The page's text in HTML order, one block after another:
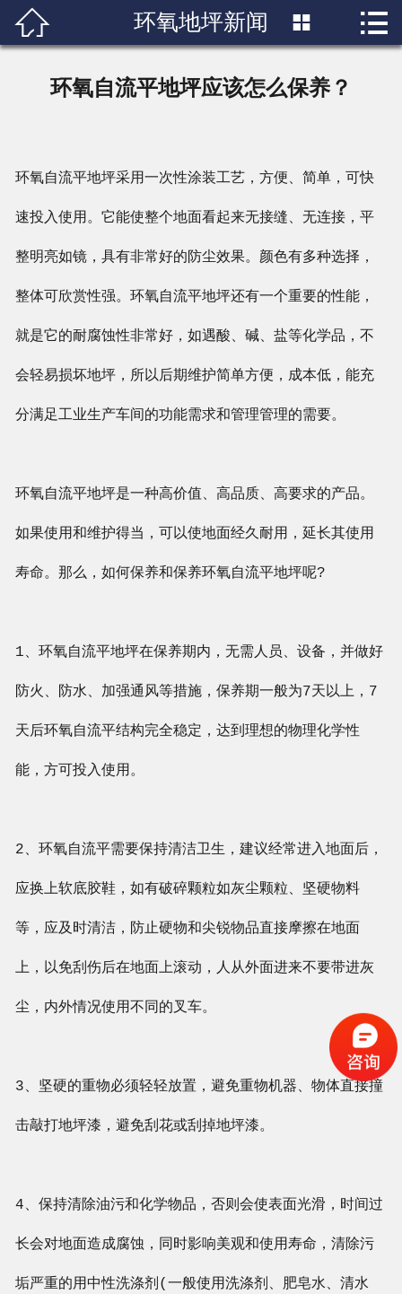
 首页
成功案例
行业知识
人才招聘
 环氧地坪新闻  
环氧自流平地坪应该怎么保养？
环氧自流平地坪采用一次性涂装工艺，方便、简单，可快
速投入使用。它能使整个地面看起来无接缝、无连接，平
整明亮如镜，具有非常好的防尘效果。颜色有多种选择，
整体可欣赏性强。环氧自流平地坪还有一个重要的性能，
就是它的耐腐蚀性非常好，如遇酸、碱、盐等化学品，不
会轻易损坏地坪，所以后期维护简单方便，成本低，能充
分满足工业生产车间的功能需求和管理管理的需要。
环氧自流平地坪是一种高价值、高品质、高要求的产品。
如果使用和维护得当，可以使地面经久耐用，延长其使用
寿命。那么，如何保养和保养环氧自流平地坪呢?
1、环氧自流平地坪在保养期内，无需人员、设备，并做好
防火、防水、加强通风等措施，保养期一般为7天以上，7
天后环氧自流平结构完全稳定，达到理想的物理化学性
能，方可投入使用。
2、环氧自流平需要保持清洁卫生，建议经常进入地面后，
应换上软底胶鞋，如有破碎颗粒如灰尘颗粒、坚硬物料
等，应及时清洁，防止硬物和尖锐物品直接摩擦在地面
上，以免刮伤后在地面上滚动，人从外面进来不要带进灰
尘，内外情况使用不同的叉车。
3、坚硬的重物必须轻轻放置，避免重物机器、物体直接撞
击敲打地坪漆，避免刮花或刮掉地坪漆。
4、保持清除油污和化学物品，否则会使表面光滑，时间过
长会对地面造成腐蚀，同时影响美观和使用寿命，清除污
垢严重的用中性洗涤剂(一般使用洗涤剂、肥皂水、清水